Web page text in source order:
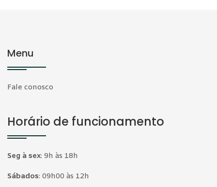
Menu
Fale conosco
Horário de funcionamento
Seg à sex: 9h às 18h
Sábados: 09h00 às 12h